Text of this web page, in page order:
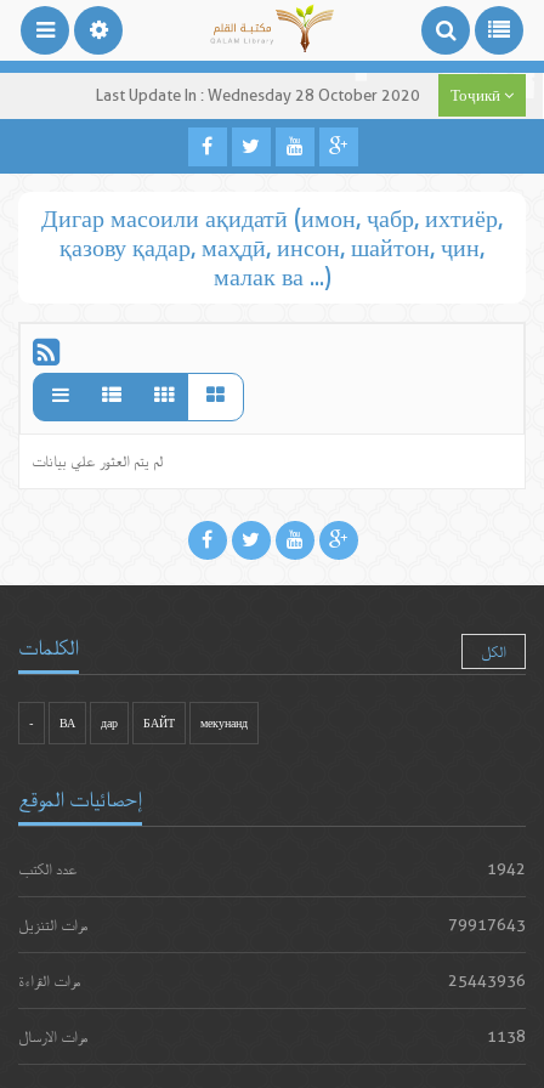
Last Update In : Wednesday 28 October 2020 Тоҷикӣ
Дигар масоили ақидатӣ (имон, ҷабр, ихтиёр,
қазову қадар, маҳдӣ, инсон, шайтон, ҷин,
малак ва ...)
لم يتم العثور علي بيانات
الكلمات الكل
- ВА дар БАЙТ мекунанд
إحصائيات الموقع
عدد الكتب 1942
مرات التنزيل 79917643
مرات القراءة 25443936
مرات الارسال 1138